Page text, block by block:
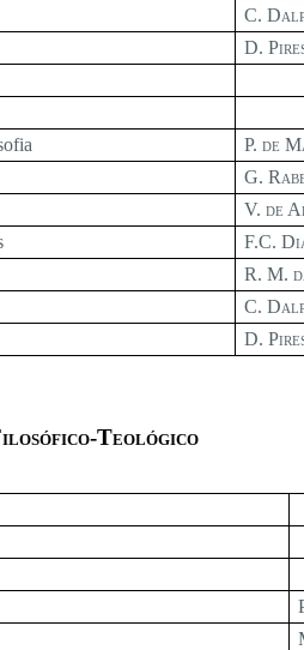
C.
D.
P. de
G.
V. de
F.C.
R. M.
C.
D.
Teológico